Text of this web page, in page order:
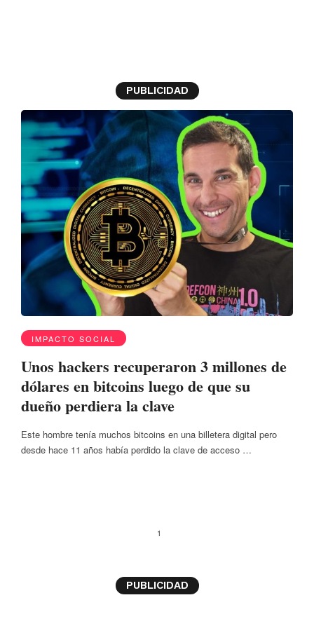
PUBLICIDAD
IMPACTO SOCIAL
Unos hackers recuperaron 3 millones de
dólares en bitcoins luego de que su
dueño perdiera la clave
Este hombre tenía muchos bitcoins en una billetera digital pero
desde hace 11 años había perdido la clave de acceso …
1
PUBLICIDAD